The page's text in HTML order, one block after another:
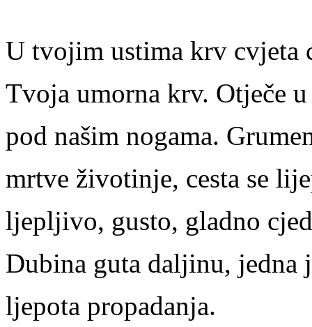
U tvojim ustima krv cvjeta
Tvoja umorna krv. Otječe
pod našim nogama.
mrtve životinje, cesta se
ljepljivo, gusto, gladno
Dubina guta daljinu, jedna
ljepota propadanja.